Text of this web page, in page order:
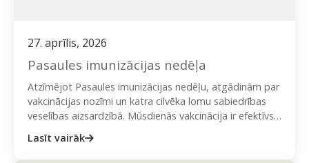
27. aprīlis, 2026
Pasaules imunizācijas nedēļa
Atzīmējot Pasaules imunizācijas nedēļu, atgādinām par
vakcinācijas nozīmi un katra cilvēka lomu sabiedrības
veselības aizsardzībā. Mūsdienās vakcinācija ir efektīvs
Lasīt vairāk